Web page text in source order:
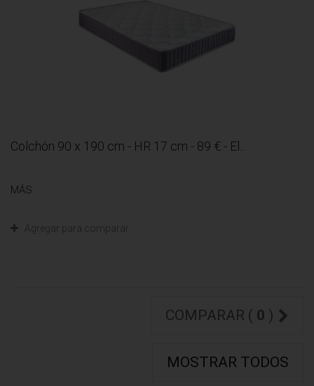
Colchón 90 x 190 cm - HR 17 cm - 89 € - El...
MÁS
Agregar para comparar
COMPARAR ( 0 )
MOSTRAR TODOS